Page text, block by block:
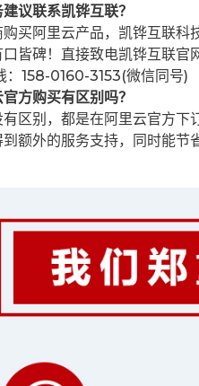
议联系凯铧互联？
买阿里云产品，凯铧互联
皆碑！直接致电凯铧互联官
：158-0160-3153(微信同号)
方购买有区别吗？
区别，都是在阿里云官方
额外的服务支持，同时能